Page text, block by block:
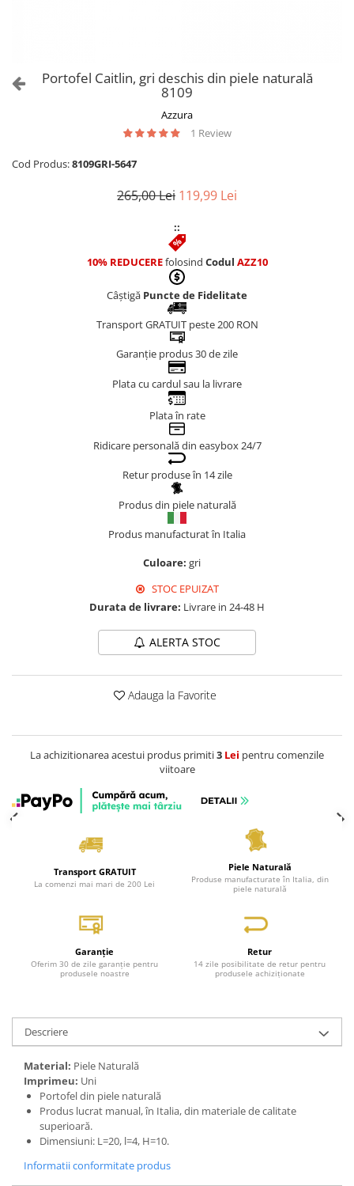
Genți Albe
Genți Bordo
Portofel Caitlin, gri deschis din piele naturală
8109
Azzura
1 Review
Cod Produs:8109GRI-5647
265,00 Lei 119,99 Lei
::
10% REDUCEREfolosind Codul AZZ10
Câștigă Puncte de Fidelitate
Transport GRATUIT peste 200 RON
Garanție produs 30 de zile
Plata cu cardul sau la livrare
Plata în rate
Ridicare personală din easybox 24/7
Retur produse în 14 zile
Produs din piele naturală
Produs manufacturat în Italia
Culoare: gri
STOC EPUIZAT
Durata de livrare: Livrare in 24-48 H
ALERTA STOC
Adauga la Favorite
La achizitionarea acestui produs primiti3 Lei pentru comenzile
viitoare
Transport GRATUIT
La comenzi mai mari de 200 Lei
Piele Naturală
Produse manufacturate în Italia, din
piele naturală
Garanție
Oferim 30 de zile garanție pentru
produsele noastre
Retur
14 zile posibilitate de retur pentru
produsele achiziționate
Descriere
Material: Piele Naturală
Imprimeu: Uni
Portofel din piele naturală
Produs lucrat manual, în Italia, din materiale de calitate
superioară.
Dimensiuni: L=20, l=4, H=10.
Informatii conformitate produs